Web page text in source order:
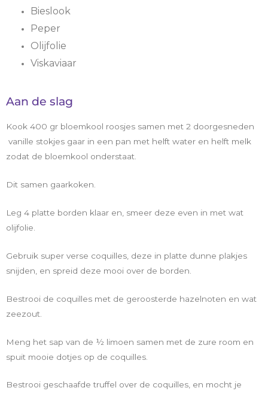
Bieslook
Peper
Olijfolie
Viskaviaar
Aan de slag
Kook 400 gr bloemkool roosjes samen met 2 doorgesneden
vanille stokjes gaar in een pan met helft water en helft melk
zodat de bloemkool onderstaat.
Dit samen gaarkoken.
Leg 4 platte borden klaar en, smeer deze even in met wat
olijfolie.
Gebruik super verse coquilles, deze in platte dunne plakjes
snijden, en spreid deze mooi over de borden.
Bestrooi de coquilles met de geroosterde hazelnoten en wat
zeezout.
Meng het sap van de ½ limoen samen met de zure room en
spuit mooie dotjes op de coquilles.
Bestrooi geschaafde truffel over de coquilles, en mocht je